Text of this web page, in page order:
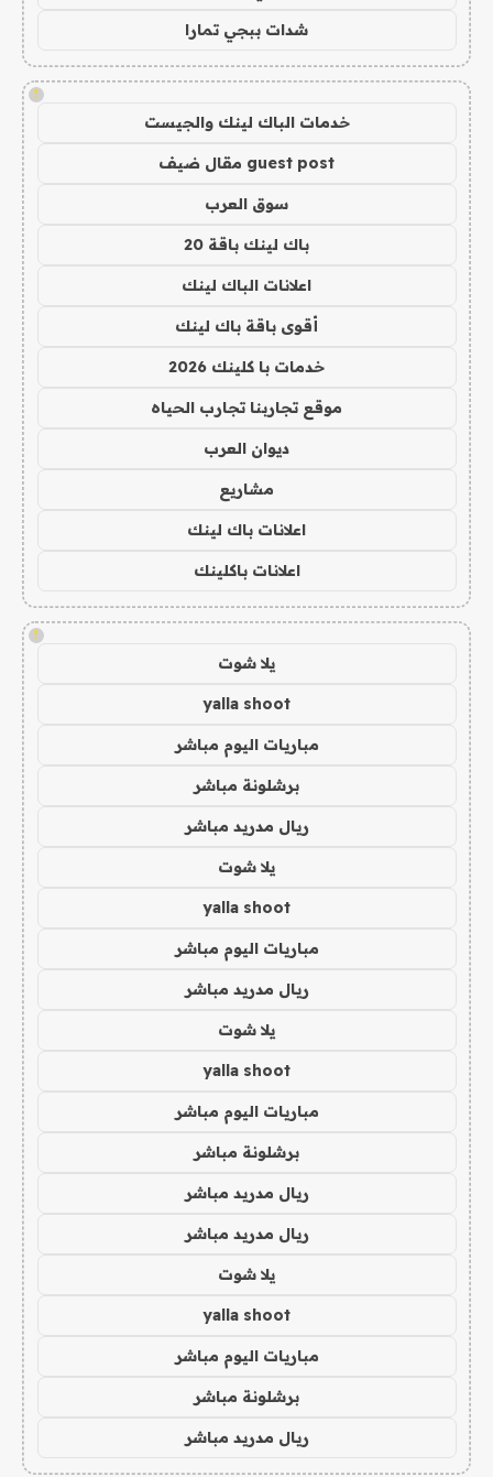
شدات ببجي تمارا
!
خدمات الباك لينك والجيست
guest post مقال ضيف
سوق العرب
باك لينك باقة 20
اعلانات الباك لينك
أقوى باقة باك لينك
خدمات با كلينك 2026
موقع تجاربنا تجارب الحياه
ديوان العرب
مشاريع
اعلانات باك لينك
اعلانات باكلينك
!
يلا شوت
yalla shoot
مباريات اليوم مباشر
برشلونة مباشر
ريال مدريد مباشر
يلا شوت
yalla shoot
مباريات اليوم مباشر
ريال مدريد مباشر
يلا شوت
yalla shoot
مباريات اليوم مباشر
برشلونة مباشر
ريال مدريد مباشر
ريال مدريد مباشر
يلا شوت
yalla shoot
مباريات اليوم مباشر
برشلونة مباشر
ريال مدريد مباشر